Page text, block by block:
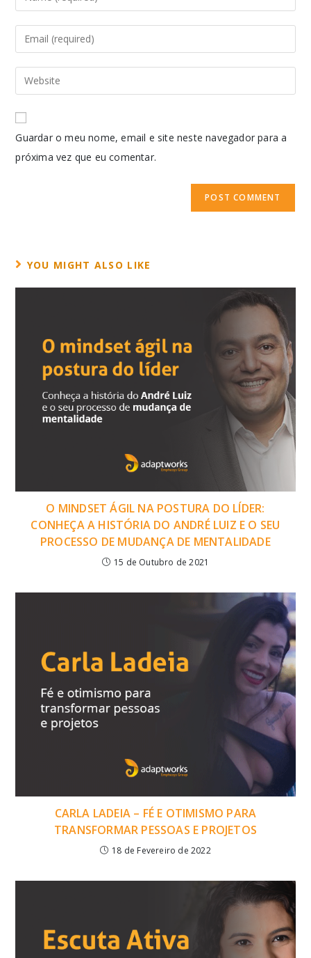
Guardar o meu nome, email e site neste navegador para a
próxima vez que eu comentar.
YOU MIGHT ALSO LIKE
O MINDSET ÁGIL NA POSTURA DO LÍDER:
CONHEÇA A HISTÓRIA DO ANDRÉ LUIZ E O SEU
PROCESSO DE MUDANÇA DE MENTALIDADE
15 de Outubro de 2021
CARLA LADEIA – FÉ E OTIMISMO PARA
TRANSFORMAR PESSOAS E PROJETOS
18 de Fevereiro de 2022